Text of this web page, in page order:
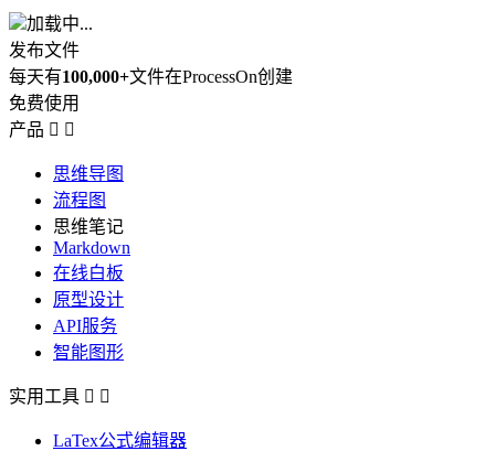
加载中...
发布文件
每天有100,000+文件在ProcessOn创建
免费使用
产品  
思维导图
流程图
思维笔记
Markdown
在线白板
原型设计
API服务
智能图形
实用工具  
LaTex公式编辑器